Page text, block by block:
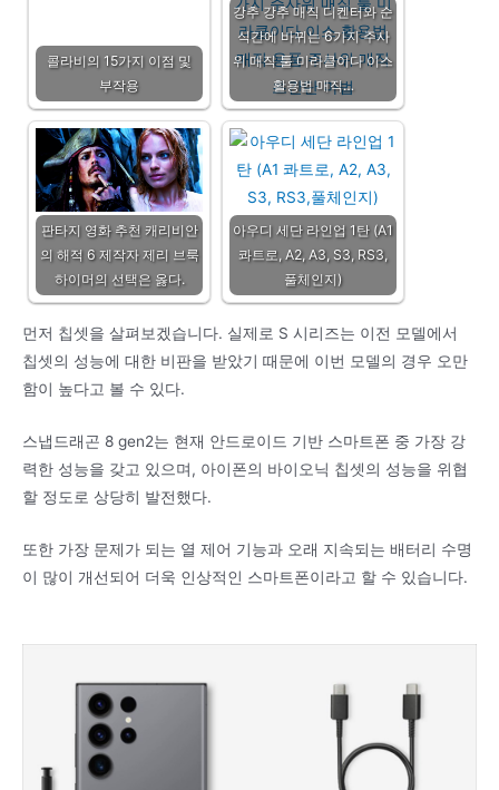
콜라비의 15가지 이점 및
부작용
강추 강추 매직 디켄터와 순
식간에 바뀌는 6가지 주사
위 매직 툴 미라클이다 이스
활용법 매직…
판타지 영화 추천 캐리비안
의 해적 6 제작자 제리 브룩
하이머의 선택은 옳다.
아우디 세단 라인업 1탄 (A1
콰트로, A2, A3, S3, RS3,
풀체인지)
먼저 칩셋을 살펴보겠습니다. 실제로 S 시리즈는 이전 모델에서
칩셋의 성능에 대한 비판을 받았기 때문에 이번 모델의 경우 오만
함이 높다고 볼 수 있다.
스냅드래곤 8 gen2는 현재 안드로이드 기반 스마트폰 중 가장 강
력한 성능을 갖고 있으며, 아이폰의 바이오닉 칩셋의 성능을 위협
할 정도로 상당히 발전했다.
또한 가장 문제가 되는 열 제어 기능과 오래 지속되는 배터리 수명
이 많이 개선되어 더욱 인상적인 스마트폰이라고 할 수 있습니다.